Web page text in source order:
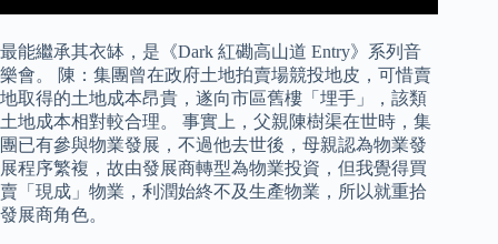
最能繼承其衣缽，是《Dark 紅磡高山道 Entry》系列音
樂會。 陳：集團曾在政府土地拍賣場競投地皮，可惜賣
地取得的土地成本昂貴，遂向市區舊樓「埋手」，該類
土地成本相對較合理。 事實上，父親陳樹渠在世時，集
團已有參與物業發展，不過他去世後，母親認為物業發
展程序繁複，故由發展商轉型為物業投資，但我覺得買
賣「現成」物業，利潤始終不及生產物業，所以就重拾
發展商角色。